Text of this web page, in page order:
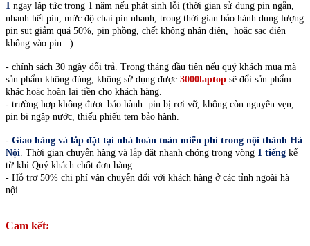
1 ngay lập tức trong 1 năm nếu phát sinh lỗi (thời gian sử dụng pin ngắn,
nhanh hết pin, mức độ chai pin nhanh, trong thời gian bảo hành dung lượng
pin sụt giảm quá 50%, pin phồng, chết không nhận điện, hoặc sạc điện
không vào pin...).
- chính sách 30 ngày đổi trả. Trong tháng đầu tiên nếu quý khách mua mà
sản phẩm không đúng, không sử dụng được 3000laptop sẽ đổi sản phẩm
khác hoặc hoàn lại tiền cho khách hàng.
- trường hợp không được bảo hành: pin bị rơi vỡ, không còn nguyên vẹn,
pin bị ngập nước, thiếu phiếu tem bảo hành.
- Giao hàng và lắp đặt tại nhà hoàn toàn miễn phí trong nội thành Hà
Nội. Thời gian chuyển hàng và lắp đặt nhanh chóng trong vòng 1 tiếng kể
từ khi Quý khách chốt đơn hàng.
- Hỗ trợ 50% chi phí vận chuyển đối với khách hàng ở các tỉnh ngoài hà
nội.
Cam kết: